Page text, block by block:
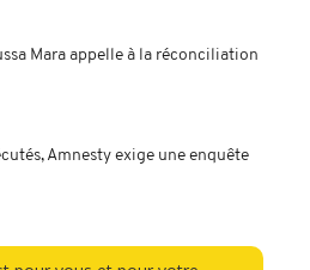
Mara appelle à la réconciliation
Amnesty exige une enquête